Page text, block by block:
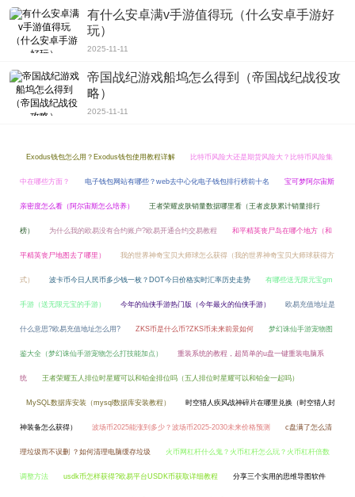
有什么安卓满v手游值得玩（什么安卓手游好
玩）
2025-11-11
帝国战纪游戏船坞怎么得到（帝国战纪战役攻
略）
2025-11-11
Exodus钱包怎么用？Exodus钱包使用教程详解 比特币风险大还是期货风险大？比特币风险集
中在哪些方面？ 电子钱包网站有哪些？web去中心化电子钱包排行榜前十名 宝可梦阿尔宙斯
亲密度怎么看（阿尔宙斯怎么培养） 王者荣耀皮肤销量数据哪里看（王者皮肤累计销量排行
榜） 为什么我的欧易没有合约账户?欧易开通合约交易教程 和平精英丧尸岛在哪个地方（和
平精英丧尸地图去了哪里） 我的世界神奇宝贝大师球怎么获得（我的世界神奇宝贝大师球获得方
式） 波卡币今日人民币多少钱一枚？DOT今日价格实时汇率历史走势 有哪些送无限元宝gm
手游（送无限元宝的手游） 今年的仙侠手游热门版（今年最火的仙侠手游） 欧易充值地址是
什么意思?欧易充值地址怎么用? ZKS币是什么币?ZKS币未来前景如何 梦幻诛仙手游宠物图
鉴大全（梦幻诛仙手游宠物怎么打技能加点） 重装系统的教程，超简单的u盘一键重装电脑系
统 王者荣耀五人排位时星耀可以和铂金排位吗（五人排位时星耀可以和铂金一起吗）
MySQL数据库安装（mysql数据库安装教程） 时空猎人疾风战神碎片在哪里兑换（时空猎人封
神装备怎么获得） 波场币2025能涨到多少？波场币2025-2030未来价格预测 c盘满了怎么清
理垃圾而不误删 ？如何清理电脑缓存垃圾 火币网杠杆什么鬼？火币杠杆怎么玩？火币杠杆倍数
调整方法 usdk币怎样获得?欧易平台USDK币获取详细教程 分享三个实用的思维导图软件